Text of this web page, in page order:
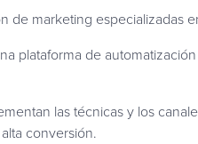
marketing especializadas
plataforma de
las técnicas y los
conversión.